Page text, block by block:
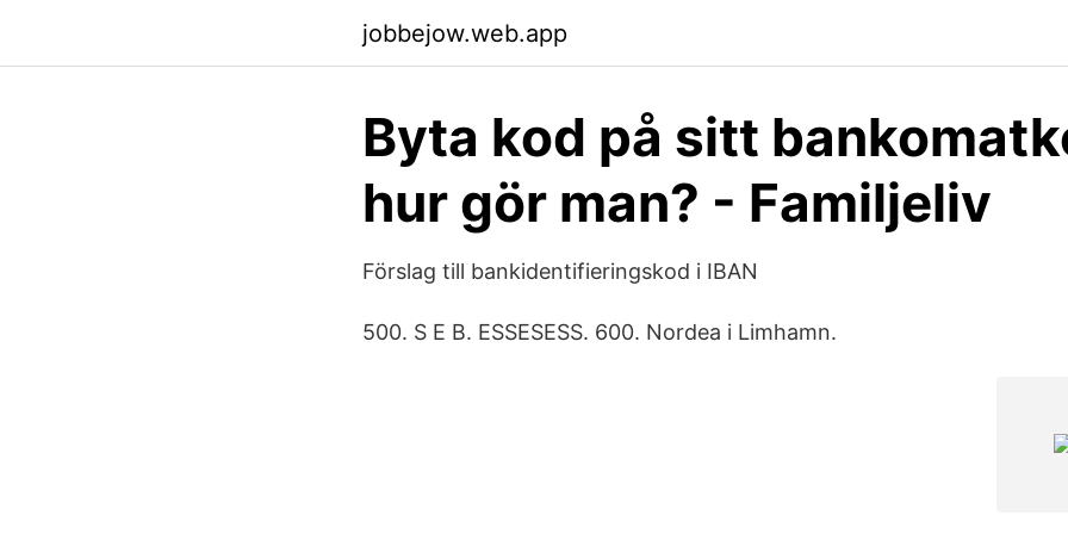
jobbejow.web.app
Byta kod på sitt
hur gör man? - Familjeliv
Förslag till bankidentifieringskod i IBAN
500. S E B. ESSESESS. 600. Nordea i Limhamn.